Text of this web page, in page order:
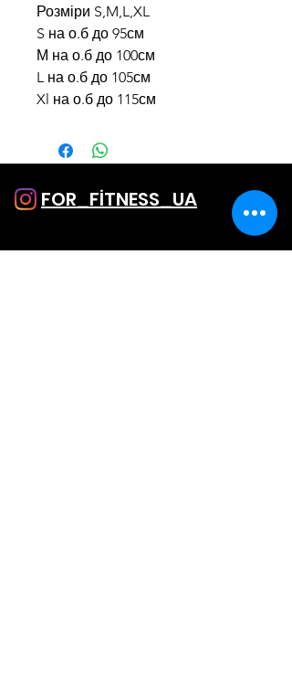
Розміри S,M,L,XL
S на о.б до 95см
М на о.б до 100см
L на о.б до 105см
Xl на о.б до 115см
FOR_FİTNESS_UA